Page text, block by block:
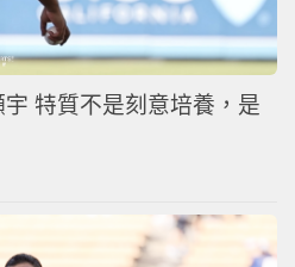
特質不是刻意培養，是